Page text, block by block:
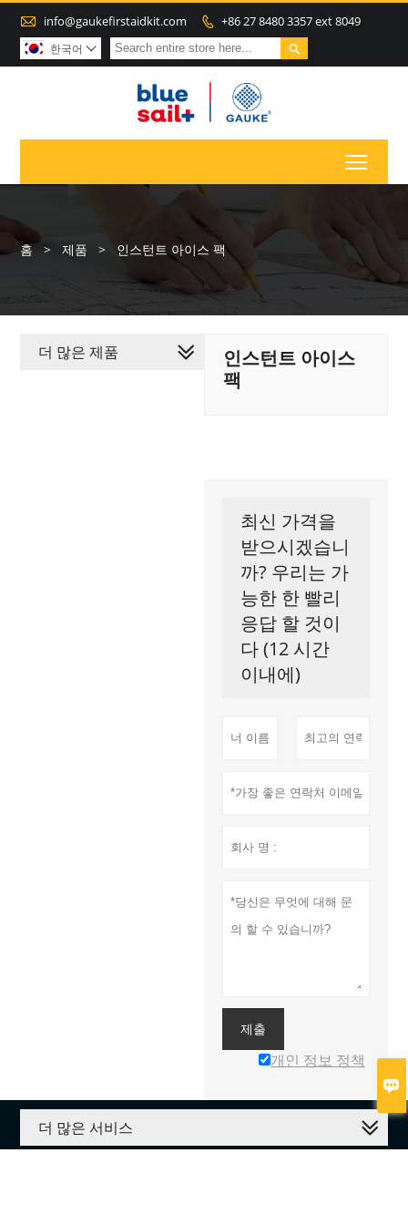

 info@gaukefirstaidkit.com  +86 27 8480 3357 ext 8049

한국어 
홈 > 제품 > 인스턴트 아이스 팩
인스턴트 아이스
팩
최신 가격을
받으시겠습니
까? 우리는 가
능한 한 빨리
응답 할 것이
다 (12 시간
이내에)
제출
개인 정보 정책
더 많은 제품
더 많은 서비스